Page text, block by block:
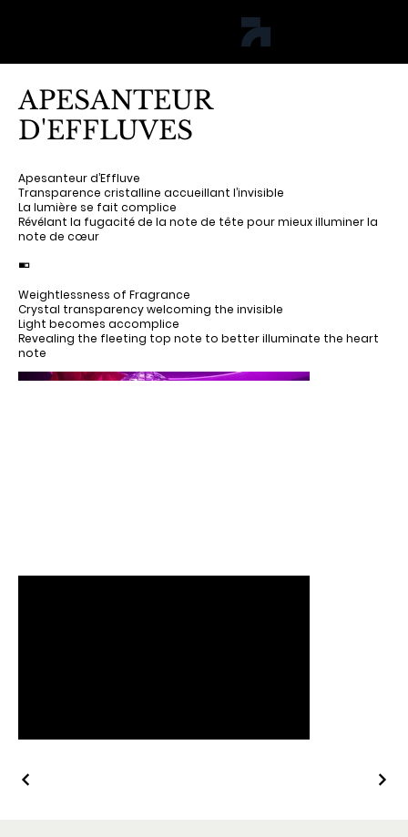
APESANTEUR
D'EFFLUVES
Apesanteur d’Effluve
Transparence cristalline accueillant l’invisible
La lumière se fait complice
Révélant la fugacité de la note de tête pour mieux illuminer la
note de cœur
◾️◽️
Weightlessness of Fragrance
Crystal transparency welcoming the invisible
Light becomes accomplice
Revealing the fleeting top note to better illuminate the heart
note